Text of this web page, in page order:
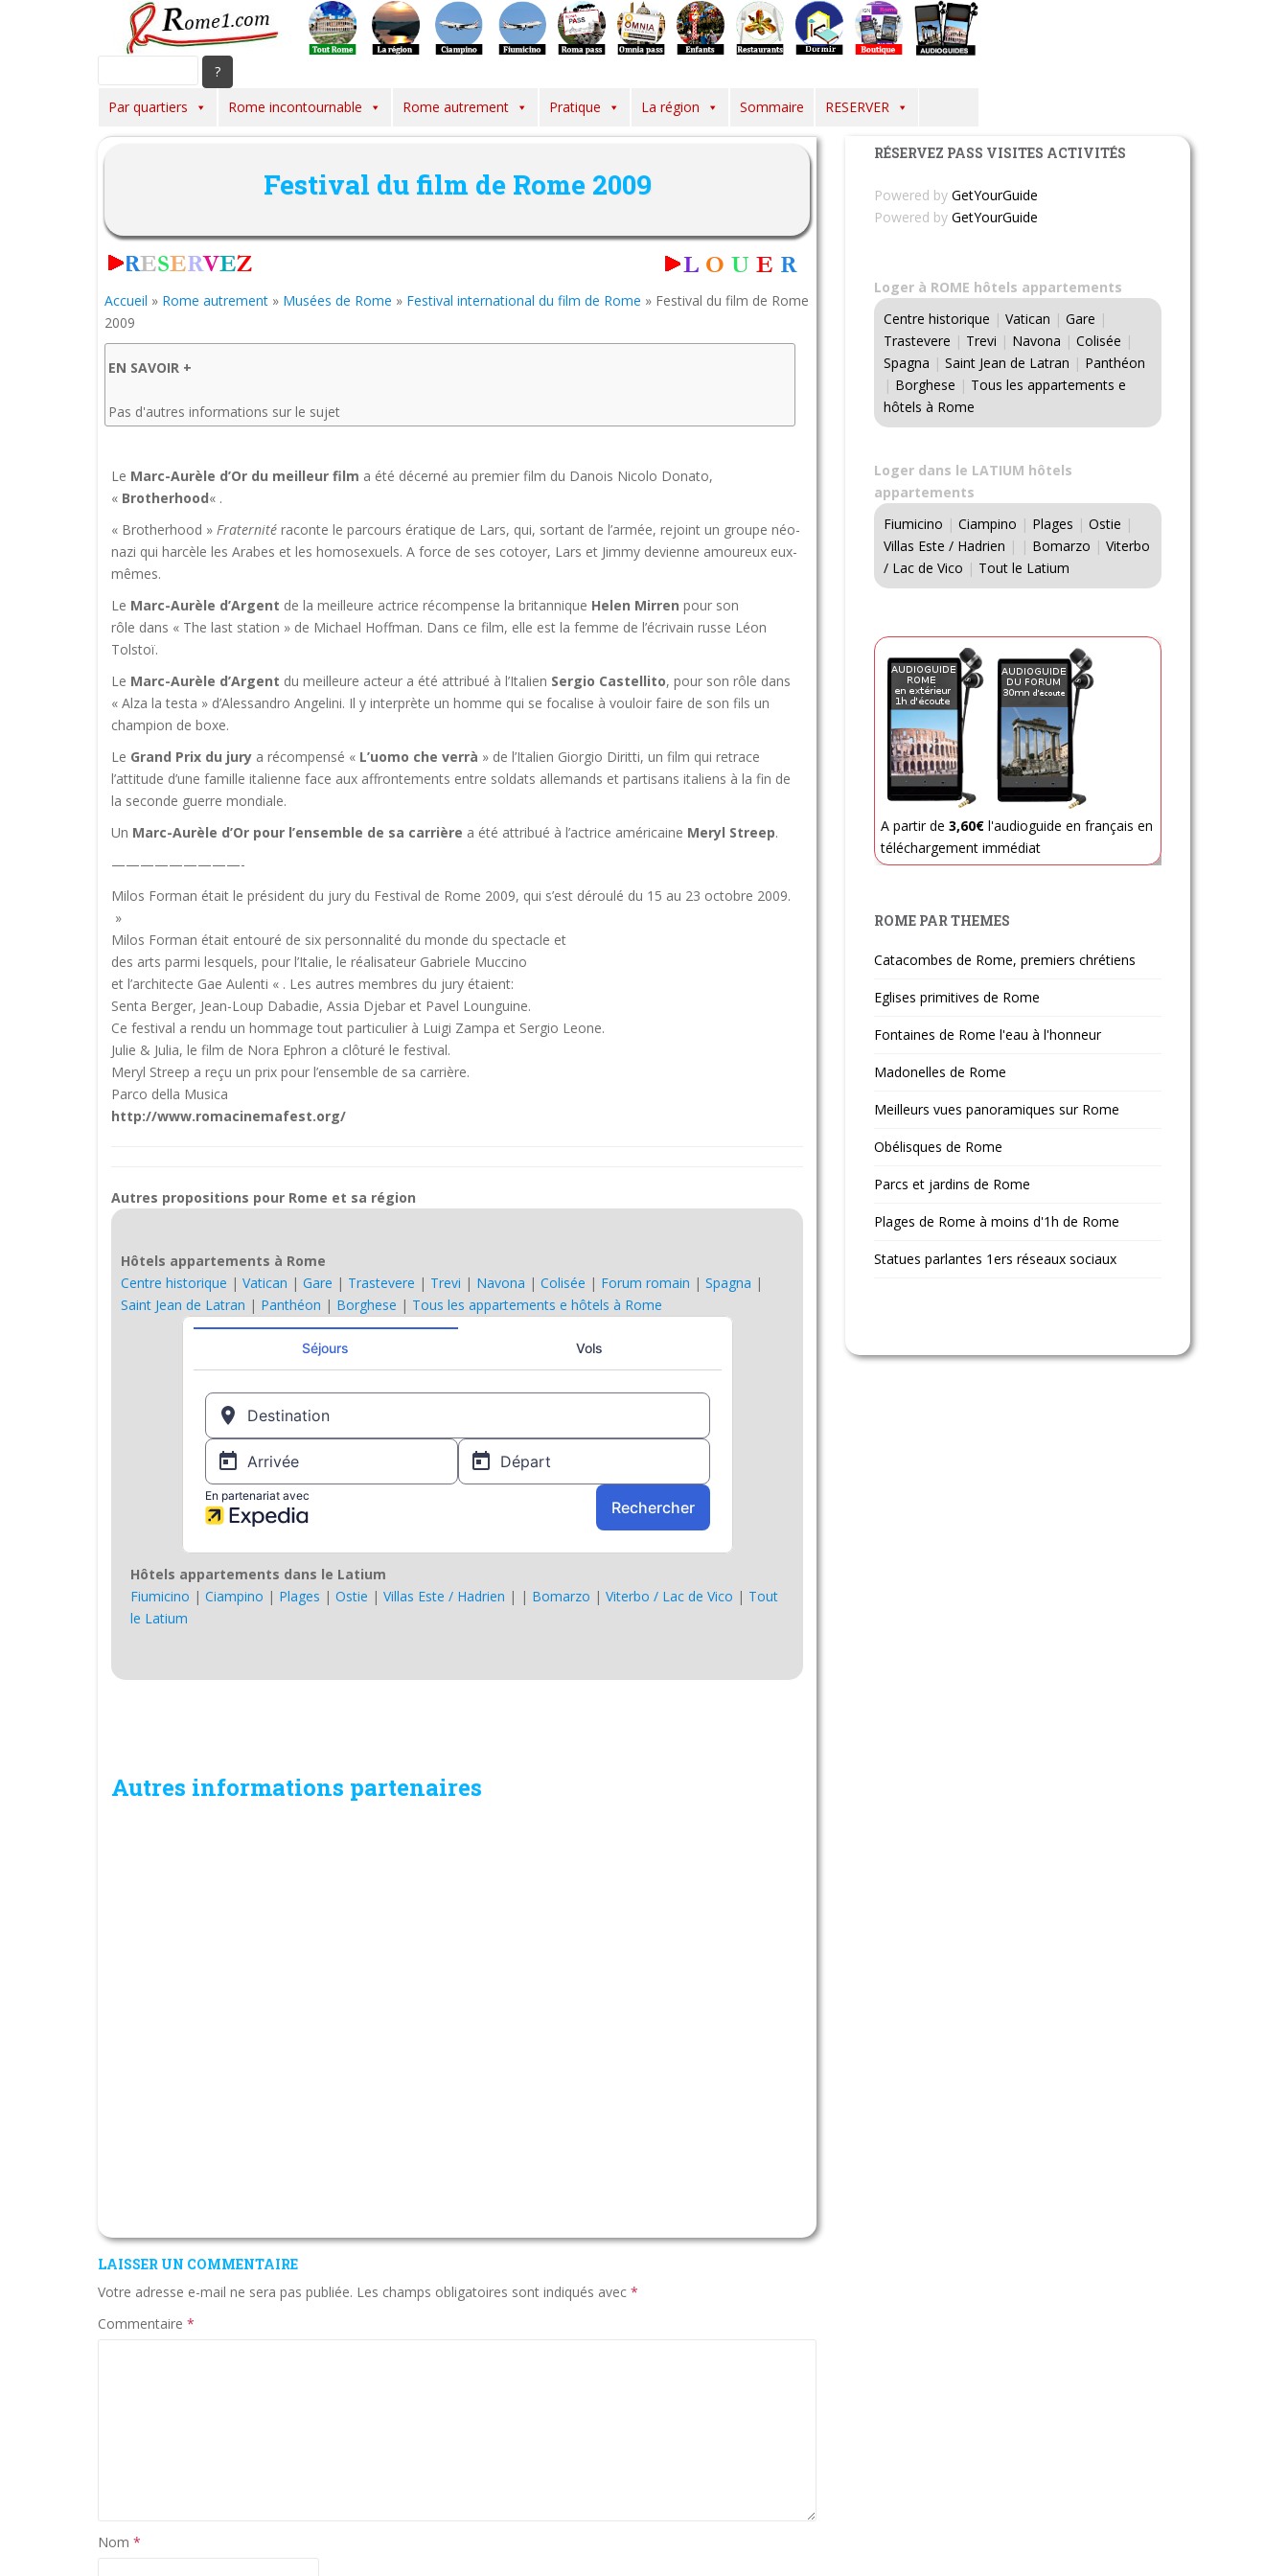
Par quartiers Rome incontournable Rome autrement Pratique La région Sommaire RESERVER
Festival du film de Rome 2009
Accueil » Rome autrement » Musées de Rome » Festival international du film de Rome » Festival du film de Rome
2009
EN SAVOIR +
Pas d'autres informations sur le sujet
Le Marc-Aurèle d’Or du meilleur film a été décerné au premier film du Danois Nicolo Donato,
« Brotherhood« .
« Brotherhood » Fraternité raconte le parcours ératique de Lars, qui, sortant de l’armée, rejoint un groupe néo-
nazi qui harcèle les Arabes et les homosexuels. A force de ses cotoyer, Lars et Jimmy devienne amoureux eux-
mêmes.
Le Marc-Aurèle d’Argent de la meilleure actrice récompense la britannique Helen Mirren pour son
rôle dans « The last station » de Michael Hoffman. Dans ce film, elle est la femme de l’écrivain russe Léon
Tolstoï.
Le Marc-Aurèle d’Argent du meilleure acteur a été attribué à l’Italien Sergio Castellito, pour son rôle dans
« Alza la testa » d’Alessandro Angelini. Il y interprète un homme qui se focalise à vouloir faire de son fils un
champion de boxe.
Le Grand Prix du jury a récompensé « L’uomo che verrà » de l’Italien Giorgio Diritti, un film qui retrace
l’attitude d’une famille italienne face aux affrontements entre soldats allemands et partisans italiens à la fin de
la seconde guerre mondiale.
Un Marc-Aurèle d’Or pour l’ensemble de sa carrière a été attribué à l’actrice américaine Meryl Streep.
—————————-
Milos Forman était le président du jury du Festival de Rome 2009, qui s’est déroulé du 15 au 23 octobre 2009.
»
Milos Forman était entouré de six personnalité du monde du spectacle et
des arts parmi lesquels, pour l’Italie, le réalisateur Gabriele Muccino
et l’architecte Gae Aulenti « . Les autres membres du jury étaient:
Senta Berger, Jean-Loup Dabadie, Assia Djebar et Pavel Lounguine.
Ce festival a rendu un hommage tout particulier à Luigi Zampa et Sergio Leone.
Julie & Julia, le film de Nora Ephron a clôturé le festival.
Meryl Streep a reçu un prix pour l’ensemble de sa carrière.
Parco della Musica
http://www.romacinemafest.org/
Autres propositions pour Rome et sa région
Hôtels appartements à Rome
Centre historique | Vatican | Gare | Trastevere | Trevi | Navona | Colisée | Forum romain | Spagna |
Saint Jean de Latran | Panthéon | Borghese | Tous les appartements e hôtels à Rome
Hôtels appartements dans le Latium
Fiumicino | Ciampino | Plages | Ostie | Villas Este / Hadrien | | Bomarzo | Viterbo / Lac de Vico | Tout
le Latium
Autres informations partenaires
LAISSER UN COMMENTAIRE
Votre adresse e-mail ne sera pas publiée. Les champs obligatoires sont indiqués avec *
Commentaire *
Nom *
RÉSERVEZ PASS VISITES ACTIVITÉS
Powered by GetYourGuide
Powered by GetYourGuide
Loger à ROME hôtels appartements
Centre historique | Vatican | Gare |
Trastevere | Trevi | Navona | Colisée |
Spagna | Saint Jean de Latran | Panthéon
| Borghese | Tous les appartements e
hôtels à Rome
Loger dans le LATIUM hôtels
appartements
Fiumicino | Ciampino | Plages | Ostie |
Villas Este / Hadrien | | Bomarzo | Viterbo
/ Lac de Vico | Tout le Latium
A partir de 3,60€ l'audioguide en français en
téléchargement immédiat
ROME PAR THEMES
Catacombes de Rome, premiers chrétiens
Eglises primitives de Rome
Fontaines de Rome l'eau à l'honneur
Madonelles de Rome
Meilleurs vues panoramiques sur Rome
Obélisques de Rome
Parcs et jardins de Rome
Plages de Rome à moins d'1h de Rome
Statues parlantes 1ers réseaux sociaux